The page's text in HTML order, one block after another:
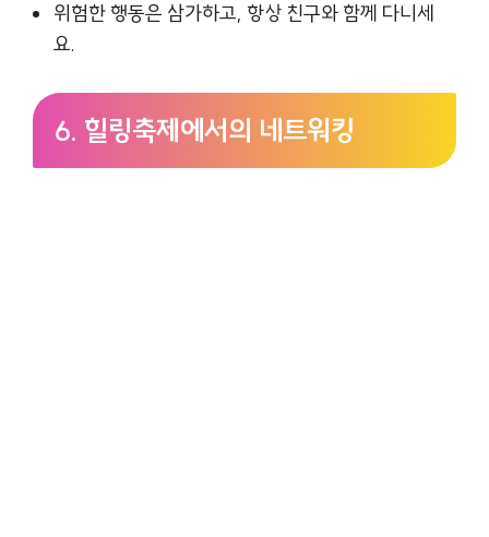
위험한 행동은 삼가하고, 항상 친구와 함께 다니세
요.
6. 힐링축제에서의 네트워킹